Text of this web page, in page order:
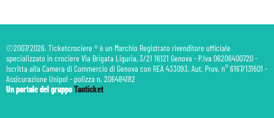
©2007/2026. Ticketcrociere ® è un Marchio Registrato rivenditore ufficiale
specializzato in crociere Via Brigata Liguria, 3/21 16121 Genova - P.Iva 06206400720 -
Iscritta alla Camera di Commercio di Genova con REA 433093. Aut. Prov. n° 6167/131601 -
Assicurazione Unipol - polizza n. 206484182
Un portale del gruppoTaoticket